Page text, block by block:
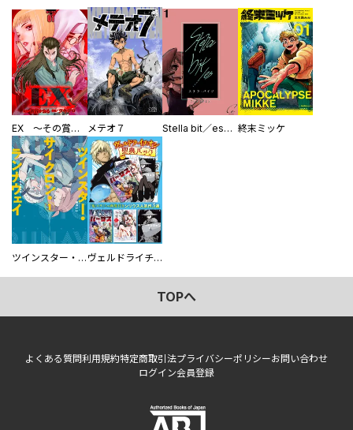
EX ～その賞金稼ぎは、世界の出口を探す～【単行本版】 メテオ７ Stella bit／es【単話版】 終末ミッケ
ツインスター・サイクロン・ランナウェイ ヴェルドライチオシ聖典パック 『転スラ』ミニ画集付き シリウス人気作３選
TOPへ
よくある質問利用規約特定商取引法プライバシーポリシーお問い合わせ
ログイン会員登録